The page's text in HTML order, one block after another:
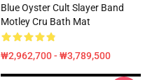
Blue Oyster Cult Slayer Band
Motley Cru Bath Mat
₩2,962,700 - ₩3,789,500